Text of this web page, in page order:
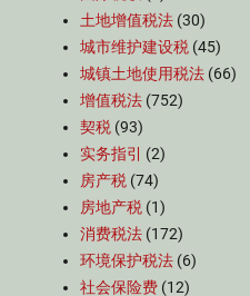
土地增值税法 (30)
城市维护建设税 (45)
城镇土地使用税法 (66)
增值税法 (752)
契税 (93)
实务指引
(2)
房产税 (74)
房地产税 (1)
消费税法 (172)
环境保护税法 (6)
社会保险费 (12)